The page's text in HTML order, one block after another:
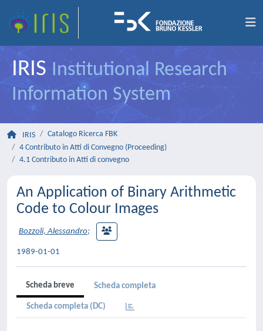
IRIS Institutional Research
Information System
IRIS
Catalogo Ricerca FBK
4 Contributo in Atti di Convegno (Proceeding)
4.1 Contributo in Atti di convegno
An Application of Binary Arithmetic
Code to Colour Images
Bozzoli, Alessandro;
1989-01-01
Scheda breve Scheda completa
Scheda completa (DC)